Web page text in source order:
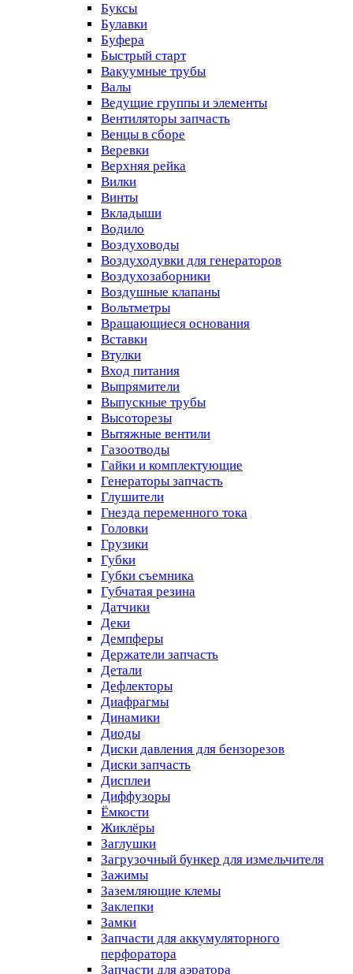
Буксы
Булавки
Буфера
Быстрый старт
Вакуумные трубы
Валы
Ведущие группы и элементы
Вентиляторы запчасть
Венцы в сборе
Веревки
Верхняя рейка
Вилки
Винты
Вкладыши
Водило
Воздуховоды
Воздуходувки для генераторов
Воздухозаборники
Воздушные клапаны
Вольтметры
Вращающиеся основания
Вставки
Втулки
Вход питания
Выпрямители
Выпускные трубы
Высоторезы
Вытяжные вентили
Газоотводы
Гайки и комплектующие
Генераторы запчасть
Глушители
Гнезда переменного тока
Головки
Грузики
Губки
Губки съемника
Губчатая резина
Датчики
Деки
Демпферы
Держатели запчасть
Детали
Дефлекторы
Диафрагмы
Динамики
Диоды
Диски давления для бензорезов
Диски запчасть
Дисплеи
Диффузоры
Ёмкости
Жиклёры
Заглушки
Загрузочный бункер для измельчителя
Зажимы
Заземляющие клемы
Заклепки
Замки
Запчасти для аккумуляторного
перфоратора
Запчасти для аэратора